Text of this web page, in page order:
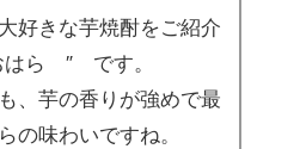
好きな芋焼酎をご紹介
ら ″ です。
、芋の香りが強めで最
の味わいですね。